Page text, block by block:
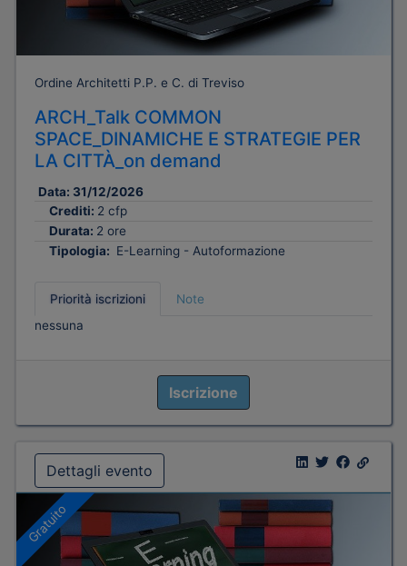
Ordine Architetti P.P. e C. di Treviso
ARCH_Talk COMMON
SPACE_DINAMICHE E STRATEGIE PER
LA CITTÀ_on demand
Data: 31/12/2026
Crediti: 2 cfp
Durata: 2 ore
Tipologia: E-Learning - Autoformazione
Priorità iscrizioni
Note
nessuna
Iscrizione
Dettagli evento
Gratuito